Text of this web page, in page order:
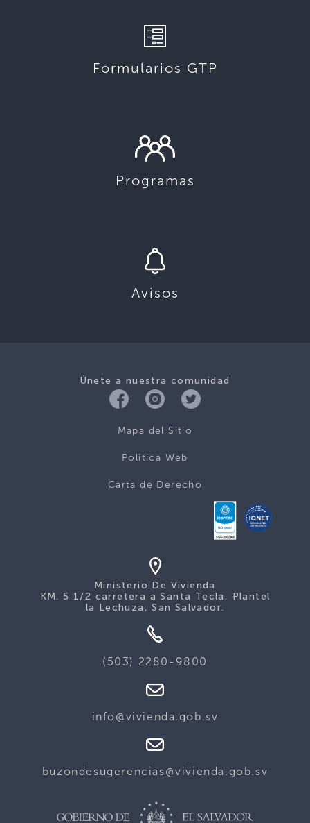
Formularios GTP
Programas
Avisos
Únete a nuestra comunidad
Mapa del Sitio
Politica Web
Carta de Derecho
Ministerio De Vivienda
KM. 5 1/2 carretera a Santa Tecla, Plantel
la Lechuza, San Salvador.
(503) 2280-9800
info@vivienda.gob.sv
buzondesugerencias@vivienda.gob.sv